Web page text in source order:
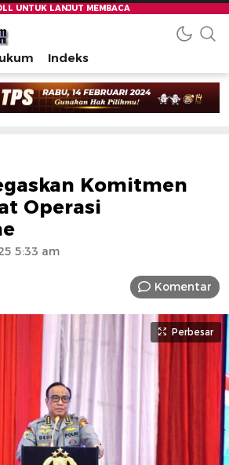
Indeks
Komitmen
Operasi
5:33 am
Komentar
Perbesar